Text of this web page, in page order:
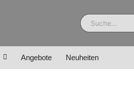
Angebote Neuheiten